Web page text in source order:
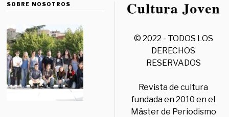
SOBRE NOSOTROS
© 2022 - TODOS LOS
DERECHOS
RESERVADOS
Revista de cultura
fundada en 2010 en el
Máster de Periodismo